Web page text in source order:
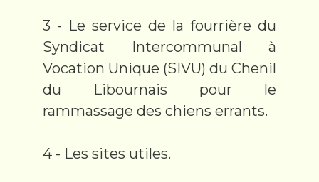
3 - Le service de la fourrière du
Syndicat Intercommunal à
Vocation Unique (SIVU) du Chenil
du Libournais pour le
rammassage des chiens errants.
4 - Les sites utiles.